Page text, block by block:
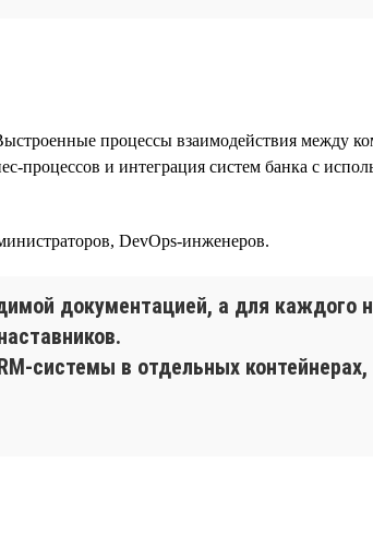
процессы взаимодействия между
процессов и интеграция систем банка с
DevOps-инженеров.
документацией, а для каждого
системы в отдельных